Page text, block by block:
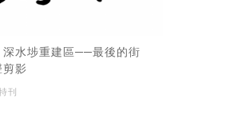
深水埗重建區──最後的街
影
刊